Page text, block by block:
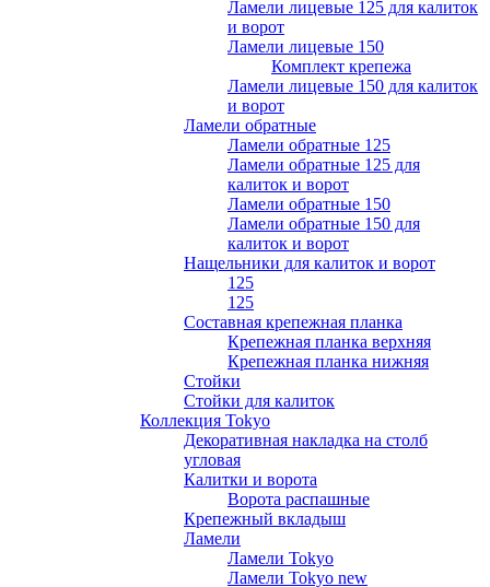
Ламели лицевые 125 для калиток
и ворот
Ламели лицевые 150
Комплект крепежа
Ламели лицевые 150 для калиток
и ворот
Ламели обратные
Ламели обратные 125
Ламели обратные 125 для
калиток и ворот
Ламели обратные 150
Ламели обратные 150 для
калиток и ворот
Нащельники для калиток и ворот
125
125
Составная крепежная планка
Крепежная планка верхняя
Крепежная планка нижняя
Стойки
Стойки для калиток
Коллекция Tokyo
Декоративная накладка на столб
угловая
Калитки и ворота
Ворота распашные
Крепежный вкладыш
Ламели
Ламели Tokyo
Ламели Tokyo new